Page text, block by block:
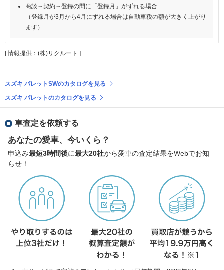
商談～契約～登録の間に「登録月」がずれる場合
（登録月が3月から4月にずれる場合は自動車税の額が大きく上がり
ます）
[ 情報提供：(株)リクルート ]
スズキ パレットSWのカタログを見る
スズキ パレットのカタログを見る
車査定を依頼する
あなたの愛車、今いくら？
申込み最短3時間後に最大20社から愛車の査定結果をWebでお知
らせ！